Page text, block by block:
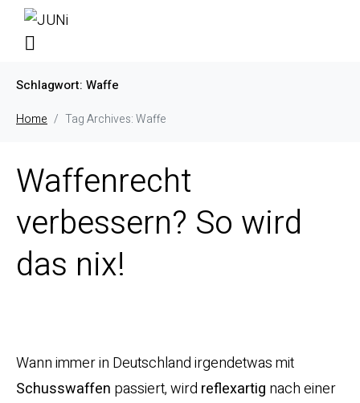
Schlagwort: Waffe
Home Tag Archives: Waffe
Waffenrecht
verbessern? So wird
das nix!
Wann immer in Deutschland irgendetwas mit
Schusswaffen passiert, wird reflexartig nach einer